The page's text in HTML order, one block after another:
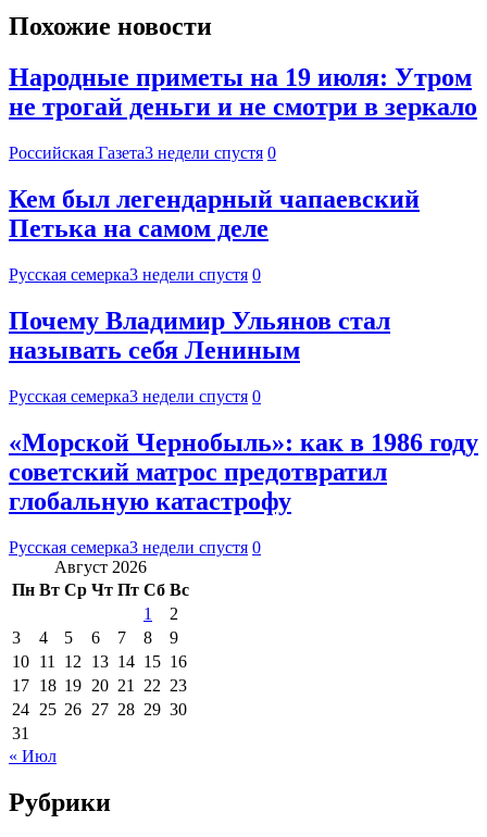
Похожие новости
Народные приметы на 19 июля: Утром
не трогай деньги и не смотри в зеркало
Российская Газета3 недели спустя 0
Кем был легендарный чапаевский
Петька на самом деле
Русская семерка3 недели спустя 0
Почему Владимир Ульянов стал
называть себя Лениным
Русская семерка3 недели спустя 0
«Морской Чернобыль»: как в 1986 году
советский матрос предотвратил
глобальную катастрофу
Русская семерка3 недели спустя 0
Август 2026
Пн Вт Ср Чт Пт Сб Вс
1
2
3
4 5 6 7 8
9
10 11 12 13 14 15 16
17 18 19 20 21 22 23
24 25 26 27 28 29 30
31
« Июл
Рубрики